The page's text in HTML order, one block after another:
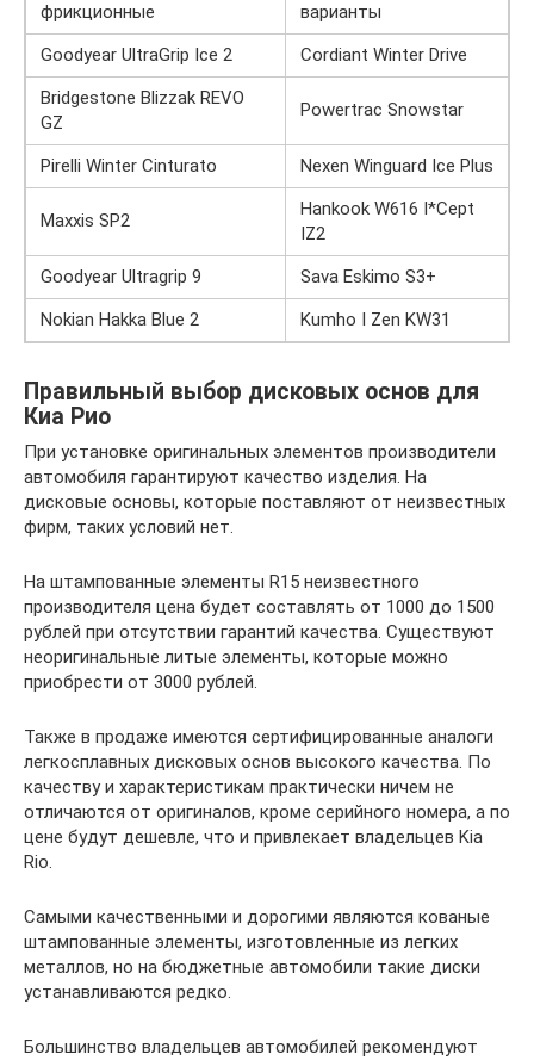
фрикционные
варианты
Goodyear UltraGrip Ice 2
Cordiant Winter Drive
Bridgestone Blizzak REVO
GZ
Powertrac Snowstar
Pirelli Winter Cinturato Nexen Winguard Ice Plus
Maxxis SP2
Hankook W616 I*Cept
IZ2
Goodyear Ultragrip 9
Sava Eskimo S3+
Nokian Hakka Blue 2
Kumho I Zen KW31
Правильный выбор дисковых основ для
Киа Рио
При установке оригинальных элементов производители
автомобиля гарантируют качество изделия. На
дисковые основы, которые поставляют от неизвестных
фирм, таких условий нет.
На штампованные элементы R15 неизвестного
производителя цена будет составлять от 1000 до 1500
рублей при отсутствии гарантий качества. Существуют
неоригинальные литые элементы, которые можно
приобрести от 3000 рублей.
Также в продаже имеются сертифицированные аналоги
легкосплавных дисковых основ высокого качества. По
качеству и характеристикам практически ничем не
отличаются от оригиналов, кроме серийного номера, а по
цене будут дешевле, что и привлекает владельцев Kia
Rio.
Самыми качественными и дорогими являются кованые
штампованные элементы, изготовленные из легких
металлов, но на бюджетные автомобили такие диски
устанавливаются редко.
Большинство владельцев автомобилей рекомендуют